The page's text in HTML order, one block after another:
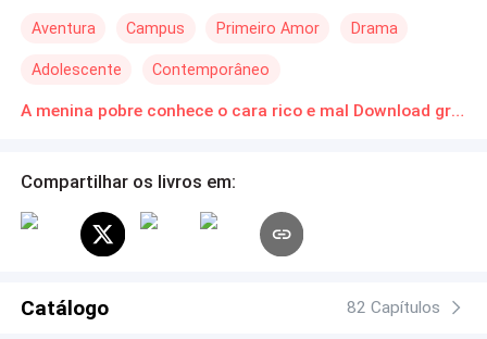
objetivos, o que ela não esperava era se apaixonar pelo
favela x asfalto
Aventura Campus Primeiro Amor Drama
Adolescente Contemporâneo
A menina pobre conhece o cara rico e mal Download gratuito de Novelas Online em PDF
Compartilhar os livros em:
Catálogo 82 Capítulos